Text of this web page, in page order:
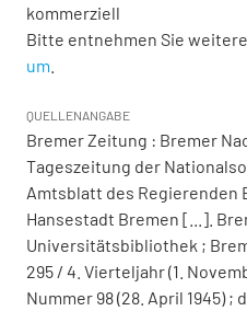
kommerziell
Bitte entnehmen Sie
um
QUELLENANGABE
Bremer Zeitung : Bremer
Tageszeitung der
Amtsblatt des Regierenden
Hansestadt Bremen [...].
Universitätsbibliothek ;
295 / 4. Vierteljahr (1.
Nummer 98 (28. April 1945) ;